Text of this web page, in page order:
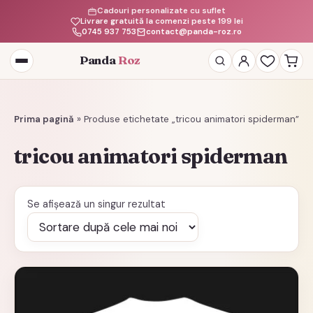
Livrare gratuită la comenzi peste 199 lei
Cadouri personalizate cu suflet
0745 937 753
contact@panda-roz.ro
Deschide
meniul
Panda Roz
Prima pagină » Produse etichetate „tricou animatori spiderman”
tricou animatori spiderman
Se afișează un singur rezultat
Acest